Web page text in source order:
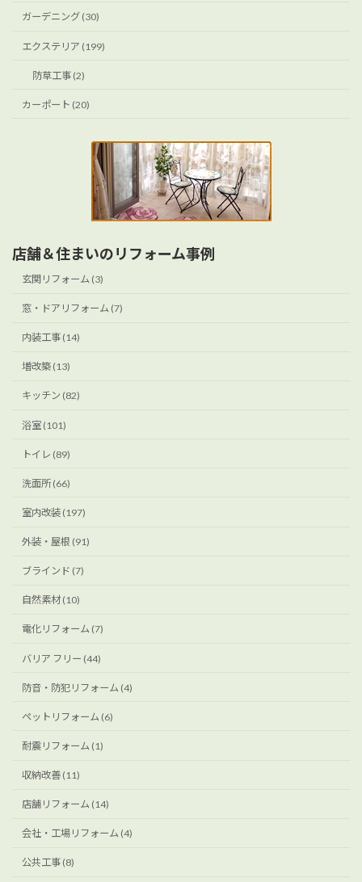
ガーデニング (30)
エクステリア (199)
防草工事 (2)
カーポート (20)
店舗＆住まいのリフォーム事例
玄関リフォーム (3)
窓・ドアリフォーム (7)
内装工事 (14)
増改築 (13)
キッチン (82)
浴室 (101)
トイレ (89)
洗面所 (66)
室内改装 (197)
外装・屋根 (91)
ブラインド (7)
自然素材 (10)
電化リフォーム (7)
バリア フリー (44)
防音・防犯リフォーム (4)
ペットリフォーム (6)
耐震リフォーム (1)
収納改善 (11)
店舗リフォーム (14)
会社・工場リフォーム (4)
公共工事 (8)